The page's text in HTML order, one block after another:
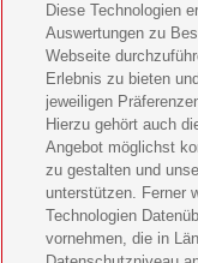
11 Freunde
LEGO Ninjago
Brigitte
GEOlino
Stern Crime
Diese Technologien
Auswertungen zu
Webseite
Erlebnis zu bieten
jeweiligen
Hierzu gehört auch
Angebot möglichst
zu gestalten und
unterstützen. Ferner
Technologien
vornehmen, die in